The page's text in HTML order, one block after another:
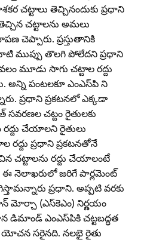
చట్టాలు తెచ్చినందుకు ప్రధాని
చట్టాలను అమలు
చెప్పారు. ప్రస్తుతానికి
ముప్పు తొలగి పోలేదని ప్రధాని
మూడు సాగు చట్టాల రద్దు
పంటలకూ ఎంఎస్‌పి ని
ప్రధాని ప్రకటనలో ఎక్కడా
సవరణల చట్టం రైతులకు
చేయాలని రైతులు
రద్దు ప్రధాని ప్రకటనతోనే
చట్టాలను రద్దు చేయాలంటే
నెలాఖరులో జరిగే పార్లమెంట్‌
ప్రధాని. అప్పటి వరకు
మోర్చా (ఎస్‌కెఎం) నిర్ణయం
ఎంఎస్‌పికి చట్టబద్ధత
సరైనది. నలభై రైతు